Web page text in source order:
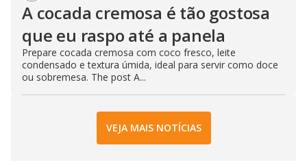
A cocada cremosa é tão gostosa
que eu raspo até a panela
Prepare cocada cremosa com coco fresco, leite
condensado e textura úmida, ideal para servir como doce
ou sobremesa. The post A...
VEJA MAIS NOTÍCIAS